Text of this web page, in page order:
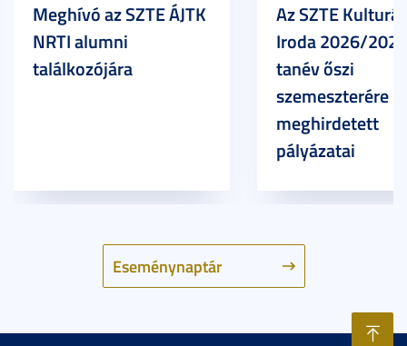
Eseménynaptár
Meghívó az SZTE ÁJTK
NRTI alumni
találkozójára
Az SZTE
Iroda 2026/
tanév őszi
szemeszterére
meghirdetett
pályázatai